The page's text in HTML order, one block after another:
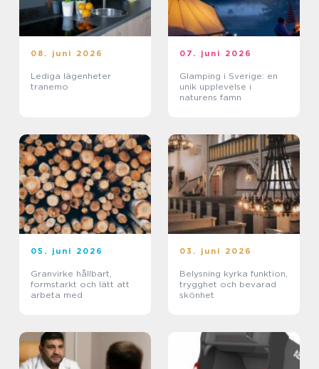
08. juni 2026
Lediga lägenheter
tranemo
07. juni 2026
Glamping i Sverige: en
unik upplevelse i
naturens famn
05. juni 2026
Granvirke hållbart,
formstarkt och lätt att
arbeta med
03. juni 2026
Belysning kyrka funktion,
trygghet och bevarad
skönhet